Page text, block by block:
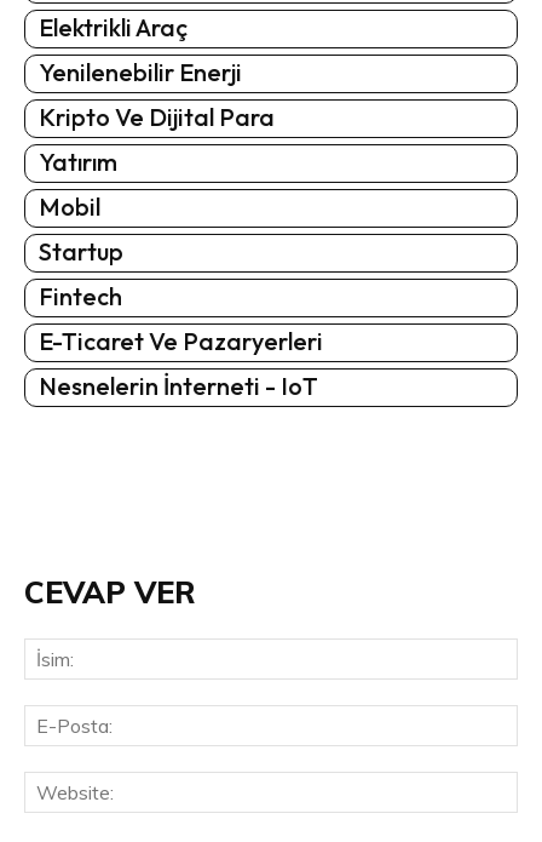
Elektrikli Araç
Yenilenebilir Enerji
Kripto Ve Dijital Para
Yatırım
Mobil
Startup
Fintech
E-Ticaret Ve Pazaryerleri
Nesnelerin İnterneti - IoT
CEVAP VER